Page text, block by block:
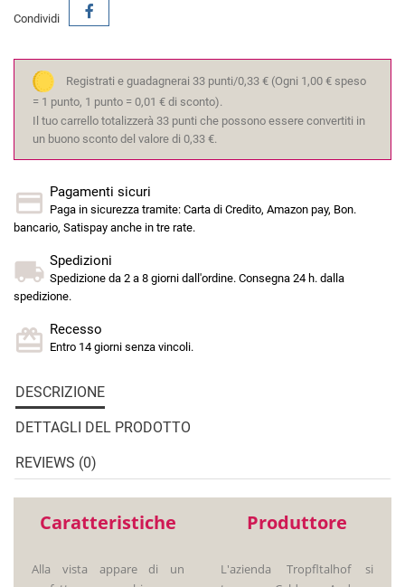
Condividi
Registrati e guadagnerai 33 punti/0,33 € (Ogni 1,00 € speso
= 1 punto, 1 punto = 0,01 € di sconto).
Il tuo carrello totalizzerà 33 punti che possono essere convertiti in
un buono sconto del valore di 0,33 €.
Pagamenti sicuri
Paga in sicurezza tramite: Carta di Credito, Amazon pay, Bon.
bancario, Satispay anche in tre rate.
Spedizioni
Spedizione da 2 a 8 giorni dall'ordine. Consegna 24 h. dalla
spedizione.
Recesso
Entro 14 giorni senza vincoli.
DESCRIZIONE
DETTAGLI DEL PRODOTTO
REVIEWS (0)
Caratteristiche
Alla vista appare di un
Produttore
L'azienda Tropfltalhof si